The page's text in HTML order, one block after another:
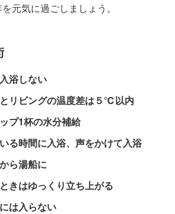
元気に過ごしましょう。
浴しない
リビングの温度差は５℃以内
プ1杯の水分補給
る時間に入浴、声をかけて入浴
ら湯船に
きはゆっくり立ち上がる
は入らない